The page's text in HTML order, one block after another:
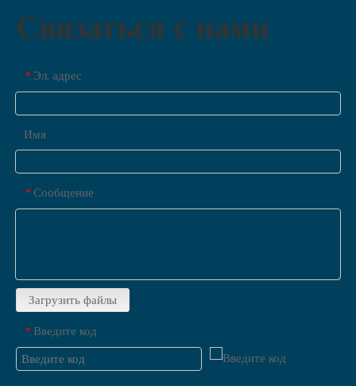
Связаться с нами
* Эл. адрес
Имя
* Сообщение
Загрузить файлы
* Введите код